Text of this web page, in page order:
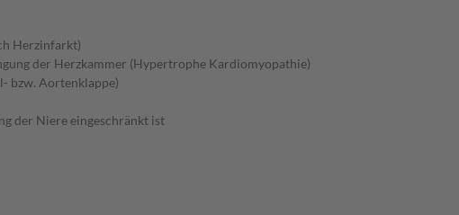
Herzinfarkt)
der Herzkammer (Hypertrophe Kardiomyopathie)
bzw. Aortenklappe)
der Niere eingeschränkt ist